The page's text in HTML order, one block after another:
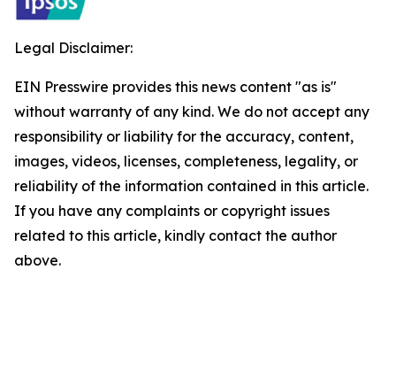
Legal Disclaimer:
EIN Presswire provides this news content "as is"
without warranty of any kind. We do not accept any
responsibility or liability for the accuracy, content,
images, videos, licenses, completeness, legality, or
reliability of the information contained in this article.
If you have any complaints or copyright issues
related to this article, kindly contact the author
above.